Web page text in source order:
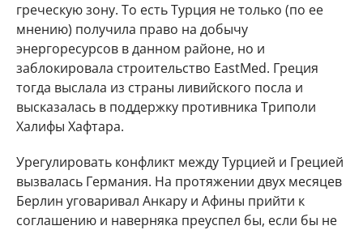
греческую зону. То есть Турция не только (по ее
мнению) получила право на добычу
энергоресурсов в данном районе, но и
заблокировала строительство EastMed. Греция
тогда выслала из страны ливийского посла и
высказалась в поддержку противника Триполи
Халифы Хафтара.
Урегулировать конфликт между Турцией и Грецией
вызвалась Германия. На протяжении двух месяцев
Берлин уговаривал Анкару и Афины прийти к
соглашению и наверняка преуспел бы, если бы не